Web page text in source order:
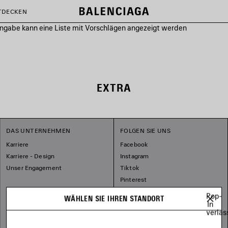
kann eine Liste mit Vorschlägen angezeigt werden
EXTRA
DAS UNTERNEHMEN
Karriere
Karriere - Design
Unser Engagement
FOLGEN SIE UNS
Facebook
Instagram
Tiktok
Pinterest
Substack
WÄHLEN SIE IHREN STANDORT
Pop-
In